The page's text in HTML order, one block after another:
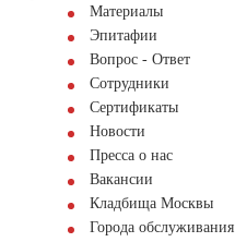
Материалы
Эпитафии
Вопрос - Ответ
Сотрудники
Сертификаты
Новости
Пресса о нас
Вакансии
Кладбища Москвы
Города обслуживания